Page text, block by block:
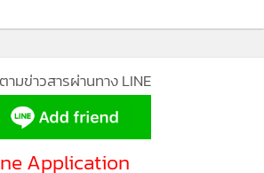
นิช รองประธานวุฒิสภา คนที่ 1 ที่ขึ้นทำ
ชุม ชี้แจงว่า การไปสัมมนาระดมความคิด
อง ส.ว. ขอให้แยกประเด็นการสัมมนากับ
ากใครจะไปหรือไม่ไปก็ไม่เป็นไร เพราะ
ค่าใช้จ่ายอยู่แล้ว จึงอยากให้ใช้โอกาสนี้ไป
เมืองเพื่อมีข้อสรุปเป็นทางออกให้บ้าน
มข่าวสารผ่านทาง LINE
Application